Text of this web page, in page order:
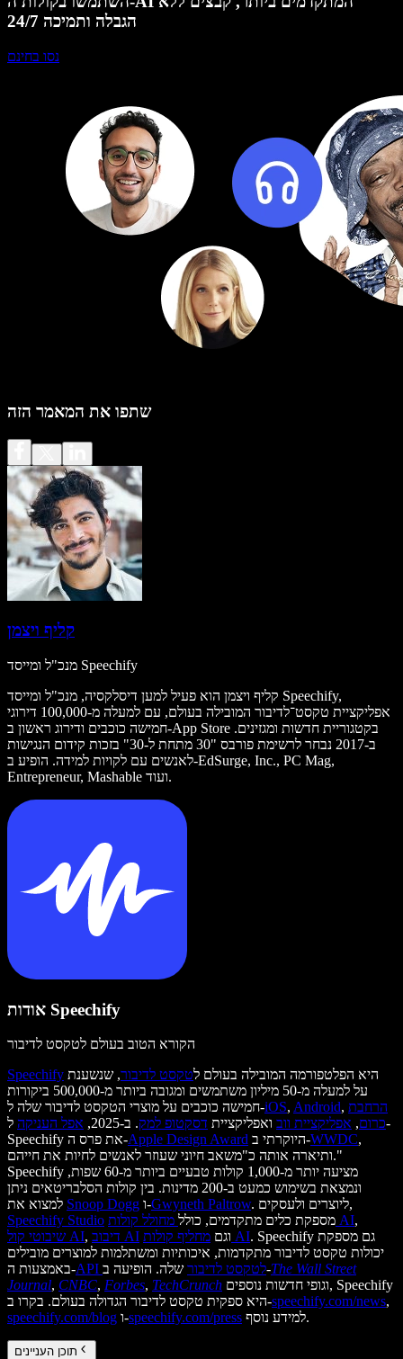
הגבלה ותמיכה 24/7
נסו בחינם
שתפו את המאמר הזה
קליף ויצמן
מנכ"ל ומייסד Speechify
קליף ויצמן הוא פעיל למען דיסלקסיה, מנכ"ל ומייסד Speechify,
אפליקציית טקסט־לדיבור המובילה בעולם, עם למעלה מ-100,000 דירוגי
חמישה כוכבים ודירוג ראשון ב-App Store בקטגוריית חדשות ומגזינים.
ב-2017 נבחר לרשימת פורבס "30 מתחת ל-30" בזכות קידום הנגישות
לאנשים עם לקויות למידה. הופיע ב-EdSurge, Inc., PC Mag,
Entrepreneur, Mashable ועוד.
אודות Speechify
הקורא הטוב בעולם לטקסט לדיבור
Speechify
היא הפלטפורמה המובילה בעולם לטקסט לדיבור, שנשענת
על למעלה מ-50 מיליון משתמשים ומגובה ביותר מ-500,000 ביקורות
חמישה כוכבים על מוצרי הטקסט לדיבור שלה ל-iOS, Android, הרחבת
כרום, אפליקציית ווב ואפליקציית דסקטופ למק. ב-2025, אפל העניקה ל-
Speechify את פרס ה-Apple Design Award היוקרתי ב-WWDC,
ותיארה אותה כ"משאב חיוני שעוזר לאנשים לחיות את חייהם."
Speechify מציעה יותר מ-1,000 קולות טבעיים ביותר מ-60 שפות,
ונמצאת בשימוש כמעט ב-200 מדינות. בין קולות הסלבריטאים ניתן
Snoop Dogg ו-Gwyneth Paltrow
. ליוצרים ולעסקים,
Speechify Studio
מספקת כלים מתקדמים, כולל מחולל קולות AI,
שיבוטי קול AI, דיבוב AI וגם מחליף קולות AI. Speechify גם מספקת
יכולות טקסט לדיבור מתקדמות, איכותיות ומשתלמות למוצרים מובילים
באמצעות ה-
API לטקסט לדיבורשלה. הופיעה ב-The Wall Street
Journal, CNBC, Forbes, TechCrunch
היא ספקית טקסט לדיבור הגדולה בעולם. בקרו ב-speechify.com/news,
speechify.com/blog ו-speechify.com/press למידע נוסף.
תוכן העניינים